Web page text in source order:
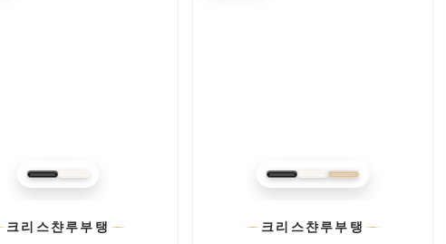
크리스챤루부탱 크리스챤루부탱